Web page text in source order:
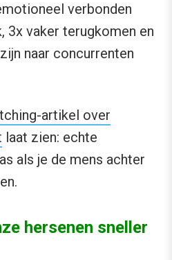
verbonden
3x vaker terugkomen en
naar concurrenten
artikel over
laat zien: echte
als je de mens achter
hersenen sneller